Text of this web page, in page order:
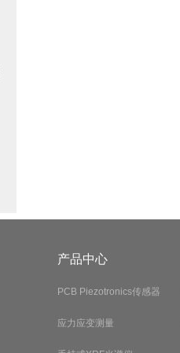
产品中心
PCB Piezotronics传感器
应力应变测量